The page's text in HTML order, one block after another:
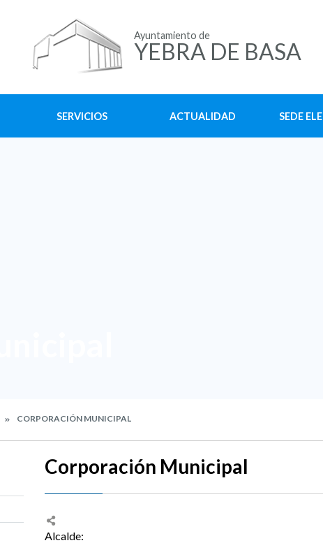
Ayuntamiento de
YEBRA DE BASA
SERVICIOS ACTUALIDAD SEDE
CORPORACIÓN MUNICIPAL
Corporación Municipal
Alcalde: